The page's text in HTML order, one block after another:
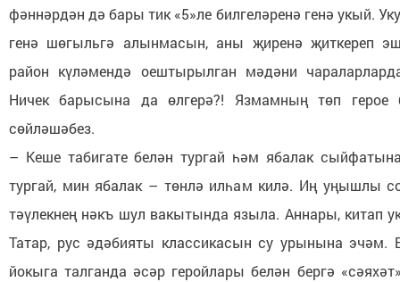
фәннәрдән дә бары тик «5»ле билгеләренә генә укый.
генә шөгыльгә алынмасын, аны җиренә җиткереп
район күләмендә оештырылган мәдәни
Ничек барысына да өлгерә?! Язмамның төп герое
сөйләшәбез.
– Кеше табигате белән тургай һәм ябалак
тургай, мин ябалак – төнлә илһам килә. Иң уңышлы
тәүлекнең нәкъ шул вакытында языла. Аннары, китап
Татар, рус әдәбияты классикасын су урынына эчәм.
йокыга талганда әсәр геройлары белән бергә